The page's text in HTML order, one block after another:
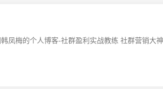
凤梅的个人博客-社群盈利实战教练 社群营销大